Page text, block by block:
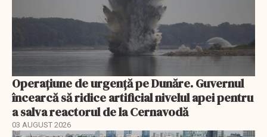
Operațiune de urgență pe Dunăre. Guvernul
încearcă să ridice artificial nivelul apei pentru
a salva reactorul de la Cernavodă
03 AUGUST 2026